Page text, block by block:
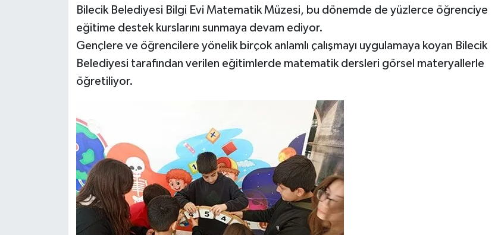
Bilecik Belediyesi Bilgi Evi Matematik Müzesi, bu dönemde de yüzlerce öğrenciye
eğitime destek kurslarını sunmaya devam ediyor.
Gençlere ve öğrencilere yönelik birçok anlamlı çalışmayı uygulamaya koyan Bilecik
Belediyesi tarafından verilen eğitimlerde matematik dersleri görsel materyallerle
öğretiliyor.